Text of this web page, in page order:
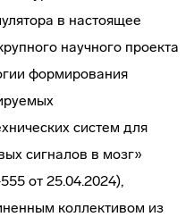
в настоящее
научного проекта
формирования
систем для
сигналов в мозг»
от 25.04.2024),
коллективом из